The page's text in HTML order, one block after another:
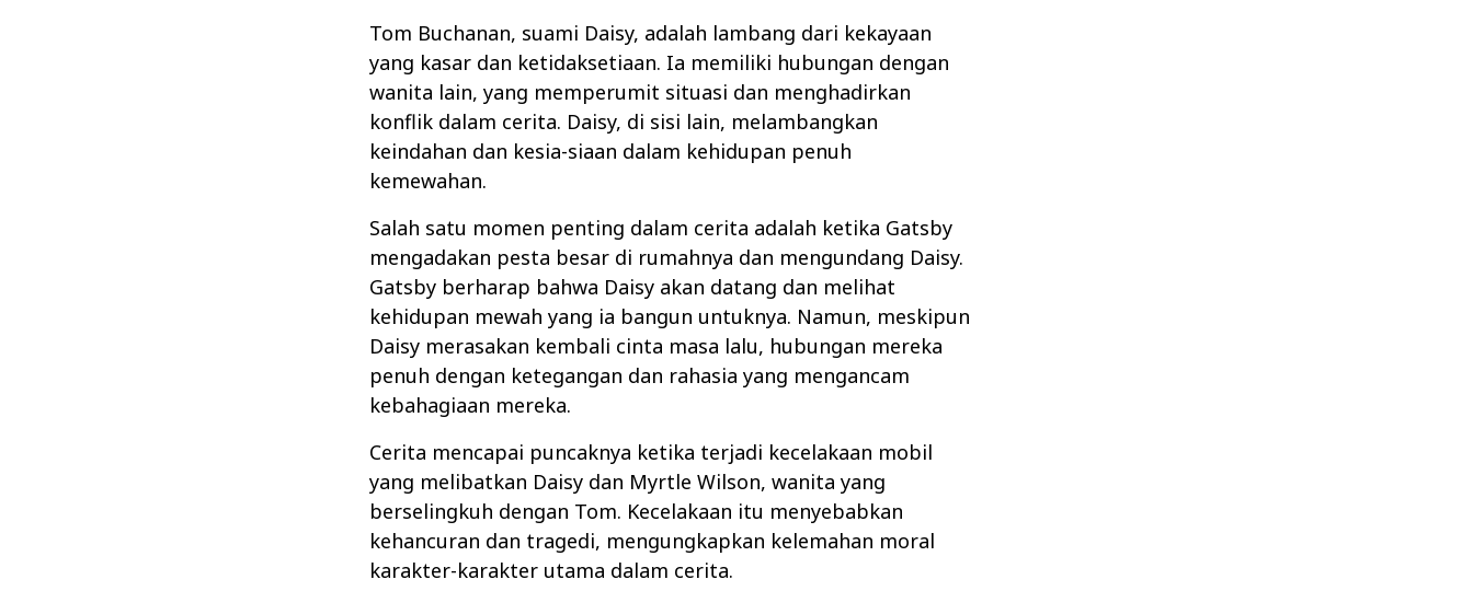
Tom Buchanan, suami Daisy, adalah lambang dari kekayaan
yang kasar dan ketidaksetiaan. Ia memiliki hubungan dengan
wanita lain, yang memperumit situasi dan menghadirkan
konflik dalam cerita. Daisy, di sisi lain, melambangkan
keindahan dan kesia-siaan dalam kehidupan penuh
kemewahan.
Salah satu momen penting dalam cerita adalah ketika Gatsby
mengadakan pesta besar di rumahnya dan mengundang Daisy.
Gatsby berharap bahwa Daisy akan datang dan melihat
kehidupan mewah yang ia bangun untuknya. Namun, meskipun
Daisy merasakan kembali cinta masa lalu, hubungan mereka
penuh dengan ketegangan dan rahasia yang mengancam
kebahagiaan mereka.
Cerita mencapai puncaknya ketika terjadi kecelakaan mobil
yang melibatkan Daisy dan Myrtle Wilson, wanita yang
berselingkuh dengan Tom. Kecelakaan itu menyebabkan
kehancuran dan tragedi, mengungkapkan kelemahan moral
karakter-karakter utama dalam cerita.